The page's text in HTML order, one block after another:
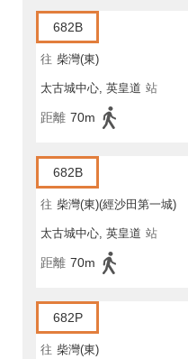
682B
往 柴灣(東)
太古城中心, 英皇道 站
距離 70m
682B
往 柴灣(東)(經沙田第一城)
太古城中心, 英皇道 站
距離 70m
682P
往 柴灣(東)